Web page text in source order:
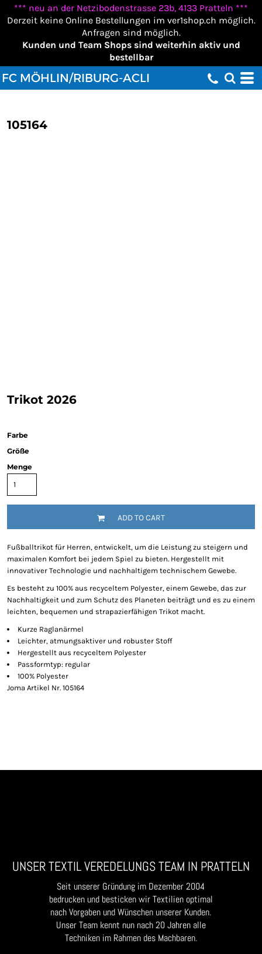
*** neu an der Netzibodenstrasse 23b, 4133 Pratteln ***
Derzeit keine Online Bestellungen im ver1shop.ch möglich.
Anfragen sind möglich.
Kunden und Team Shops sind weiterhin aktiv und
bestellbar
FC MÖHLIN/RIBURG-ACLI
105164
Trikot 2026
Farbe
Größe
Menge
ADD TO CART
Fußballtrikot für Herren, entwickelt, um die Leistung zu steigern und
maximalen Komfort bei jedem Spiel zu bieten. Hergestellt mit
innovativer Technologie und nachhaltigem technischem Gewebe.
Es besteht zu 100% aus recyceltem Polyester, einem Gewebe, das zur
Nachhaltigkeit und zum Schutz des Planeten beiträgt und es zu einem
leichten, bequemen und strapazierfähigen Trikot macht.
Kurze Raglanärmel
Leichter, atmungsaktiver und robuster Stoff
Hergestellt aus recyceltem Polyester
Passformtyp: regular
100% Polyester
Joma Artikel Nr. 105164
UNSER TEXTIL VEREDELUNGS TEAM IN PRATTELN
Seit unserer Gründung im Dezember 2004
bedrucken und besticken wir Textilien optimal
nach Vorgaben und Wünschen unserer Kunden.
Unser Team kennt nun nach 20 Jahren alle
Techniken im Rahmen des Machbaren.